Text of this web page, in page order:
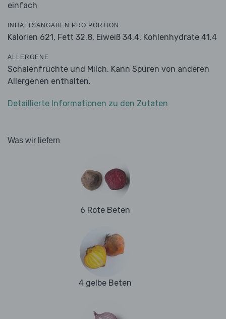
einfach
INHALTSANGABEN PRO PORTION
Kalorien 621, Fett 32.8, Eiweiß 34.4, Kohlenhydrate 41.4
ALLERGENE
Schalenfrüchte und Milch. Kann Spuren von anderen
Allergenen enthalten.
Detaillierte Informationen zu den Zutaten
Was wir liefern
6 Rote Beten
4 gelbe Beten